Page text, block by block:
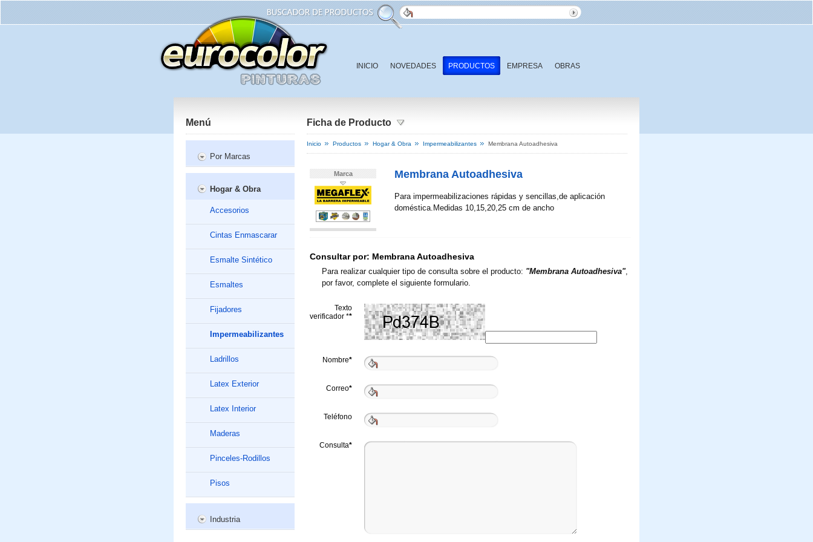
INICIO NOVEDADES PRODUCTOS EMPRESA OBRAS
Menú
Por Marcas
Hogar & Obra
Accesorios
Cintas Enmascarar
Esmalte Sintético
Esmaltes
Fijadores
Impermeabilizantes
Ladrillos
Latex Exterior
Latex Interior
Maderas
Pinceles-Rodillos
Pisos
Industria
Ficha de Producto
Inicio Productos Hogar & Obra Impermeabilizantes Membrana Autoadhesiva
Marca Membrana Autoadhesiva
Para impermeabilizaciones rápidas y sencillas,de aplicación
doméstica.Medidas 10,15,20,25 cm de ancho
Consultar por: Membrana Autoadhesiva
Para realizar cualquier tipo de consulta sobre el producto: "Membrana Autoadhesiva",
por favor, complete el siguiente formulario.
Texto
verificador **
Nombre*
Correo*
Teléfono
Consulta*